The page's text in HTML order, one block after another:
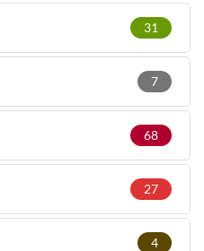
31
7
68
27
4